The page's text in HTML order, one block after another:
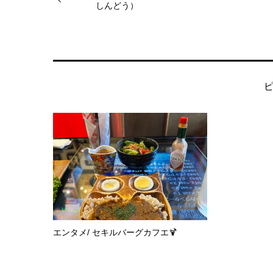
しんどう）
エンタメ/ セキルバーグカフエ🍹